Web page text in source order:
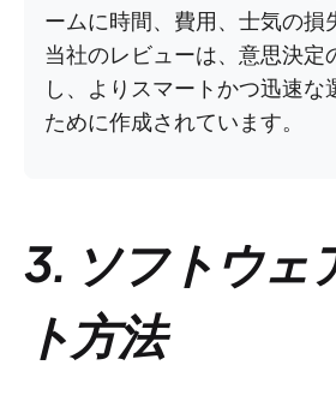
ームに時間、費用、士気の損
当社のレビューは、意思決定
し、よりスマートかつ迅速な
ために作成されています。
3. ソフトウェ
ト方法